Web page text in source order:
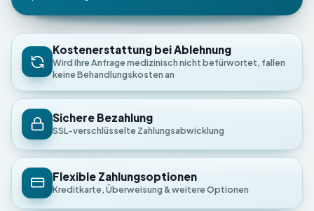
Kostenerstattung bei Ablehnung
Wird Ihre Anfrage medizinisch nicht befürwortet, fallen
keine Behandlungskosten an
Sichere Bezahlung
SSL-verschlüsselte Zahlungsabwicklung
Flexible Zahlungsoptionen
Kreditkarte, Überweisung & weitere Optionen